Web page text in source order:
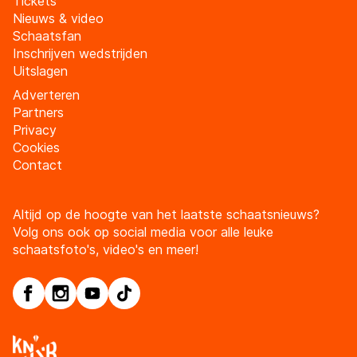
Nieuws & video
Schaatsfan
Inschrijven wedstrijden
Uitslagen
Adverteren
Partners
Privacy
Cookies
Contact
Altijd op de hoogte van het laatste schaatsnieuws?
Volg ons ook op social media voor alle leuke
schaatsfoto's, video's en meer!